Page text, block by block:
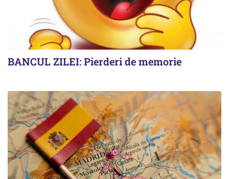
BANCUL ZILEI: Pierderi de memorie